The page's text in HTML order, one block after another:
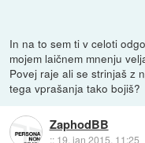
In na to sem ti v celoti
mojem laičnem mnenju
Povej raje ali se strinjaš z
tega vprašanja tako bojiš?
ZaphodBB
:: 19. jan 2015, 11:25